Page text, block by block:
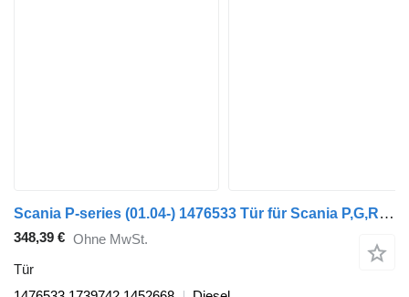
Scania P-series (01.04-) 1476533 Tür für Scania P,G,R,T-series (2004-2017) Bus
348,39 € Ohne MwSt.
Tür